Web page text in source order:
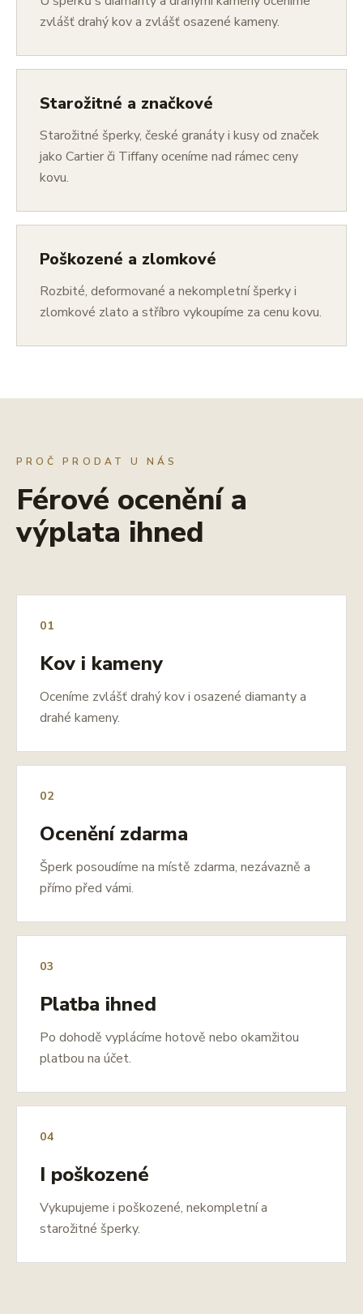
zvlášť drahý kov a zvlášť osazené kameny.
Starožitné a značkové
Starožitné šperky, české granáty i kusy od značek
jako Cartier či Tiffany oceníme nad rámec ceny
kovu.
Poškozené a zlomkové
Rozbité, deformované a nekompletní šperky i
zlomkové zlato a stříbro vykoupíme za cenu kovu.
PROČ PRODAT U NÁS
Férové ocenění a
výplata ihned
01
Kov i kameny
Oceníme zvlášť drahý kov i osazené diamanty a
drahé kameny.
02
Ocenění zdarma
Šperk posoudíme na místě zdarma, nezávazně a
přímo před vámi.
03
Platba ihned
Po dohodě vyplácíme hotově nebo okamžitou
platbou na účet.
04
I poškozené
Vykupujeme i poškozené, nekompletní a
starožitné šperky.